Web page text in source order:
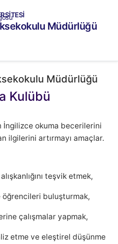
Müdürlüğü
Müdürlüğü
Kulübü
İngilizce okuma becerilerini
ilgilerini artırmayı amaçlar.
teşvik etmek,
öğrencileri buluşturmak,
çalışmalar yapmak,
etme ve eleştirel düşünme